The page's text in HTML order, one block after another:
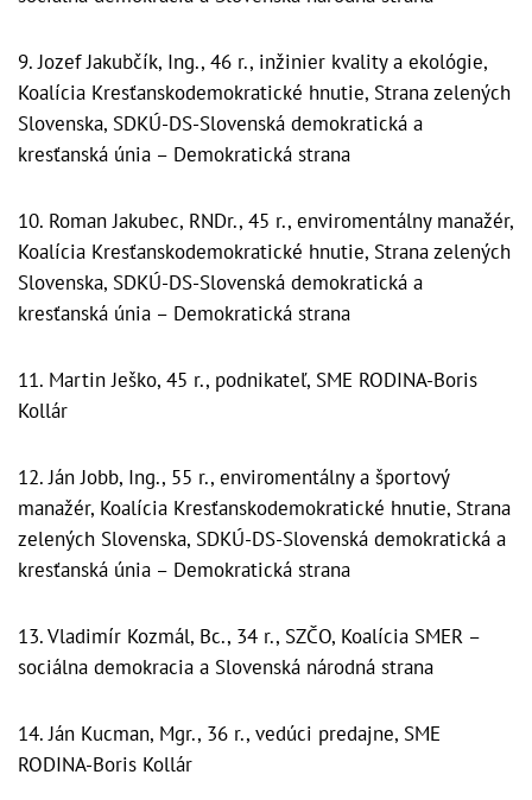
9. Jozef Jakubčík, Ing., 46 r., inžinier kvality a ekológie,
Koalícia Kresťanskodemokratické hnutie, Strana zelených
Slovenska, SDKÚ-DS-Slovenská demokratická a
kresťanská únia – Demokratická strana
10. Roman Jakubec, RNDr., 45 r., enviromentálny manažér,
Koalícia Kresťanskodemokratické hnutie, Strana zelených
Slovenska, SDKÚ-DS-Slovenská demokratická a
kresťanská únia – Demokratická strana
11. Martin Ješko, 45 r., podnikateľ, SME RODINA-Boris
Kollár
12. Ján Jobb, Ing., 55 r., enviromentálny a športový
manažér, Koalícia Kresťanskodemokratické hnutie, Strana
zelených Slovenska, SDKÚ-DS-Slovenská demokratická a
kresťanská únia – Demokratická strana
13. Vladimír Kozmál, Bc., 34 r., SZČO, Koalícia SMER –
sociálna demokracia a Slovenská národná strana
14. Ján Kucman, Mgr., 36 r., vedúci predajne, SME
RODINA-Boris Kollár